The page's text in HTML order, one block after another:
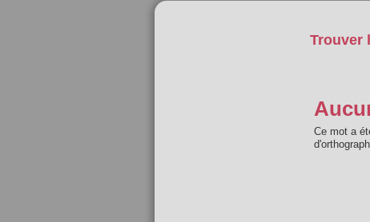
Trouver
Ce mot a